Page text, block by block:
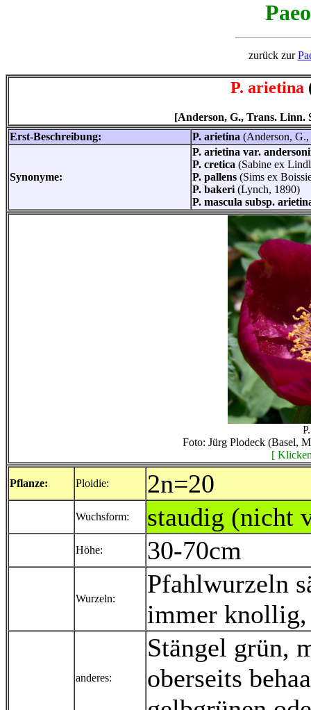
zurück zur
P. arietina
[Anderson, G., Trans. Linn.
Erst-Beschreibung:
P. arietina (Anderson,
Synonyme:
P. arietina var.
P. cretica (Sabine ex
P. pallens (Sims ex
P. bakeri (Lynch, 1890)
P. mascula subsp.
Foto: Jürg Plodeck (Basel,
[
Pflanze: Ploidie: 2n=20
Wuchsform: staudig (nicht
Höhe: 30-70cm
Wurzeln:
Pfahlwurzeln
immer
anderes:
Stängel grün,
oberseits